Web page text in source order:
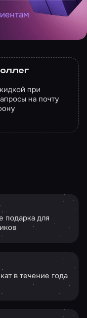
при
на почту
подарка для
в течение года